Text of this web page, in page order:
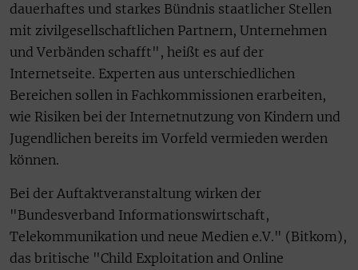
dauerhaftes und starkes Bündnis staatlicher Stellen
mit zivilgesellschaftlichen Partnern, Unternehmen
und Verbänden schafft", heißt es auf der
Internetseite. Experten aus unterschiedlichen
Bereichen sollen in Fachkommissionen erarbeiten,
wie Risiken bei der Internetnutzung von Kindern und
Jugendlichen bereits im Vorfeld vermieden werden
können.
Bei der Auftaktveranstaltung wirken der
"Bundesverband Informationswirtschaft,
Telekommunikation und neue Medien e.V." (Bitkom),
das britische "Child Exploitation and Online